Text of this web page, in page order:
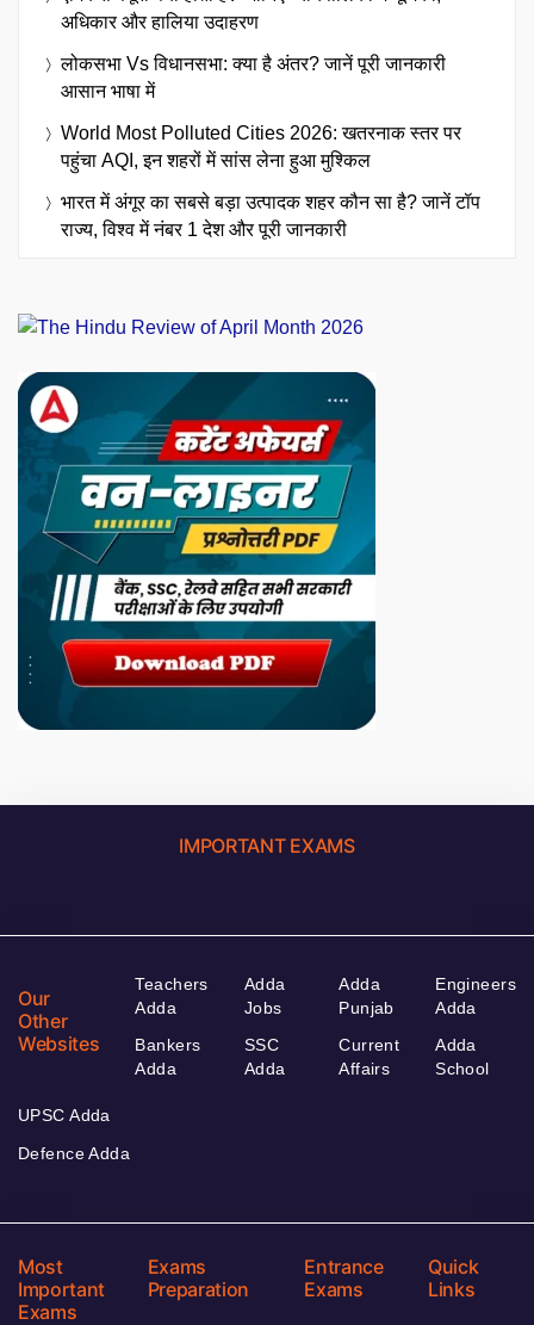
अधिकार और हालिया उदाहरण
लोकसभा Vs विधानसभा: क्या है अंतर? जानें पूरी जानकारी
आसान भाषा में
World Most Polluted Cities 2026: खतरनाक स्तर पर
पहुंचा AQI, इन शहरों में सांस लेना हुआ मुश्किल
भारत में अंगूर का सबसे बड़ा उत्पादक शहर कौन सा है? जानें टॉप
राज्य, विश्व में नंबर 1 देश और पूरी जानकारी
IMPORTANT EXAMS
Our
Other
Websites
Teachers
Adda
Bankers
Adda
Adda
Jobs
SSC
Adda
Adda
Punjab
Current
Affairs
Engineers
Adda
Adda
School
UPSC Adda
Defence Adda
Most
Important
Exams
Exams
Preparation
Entrance
Exams
Quick
Links